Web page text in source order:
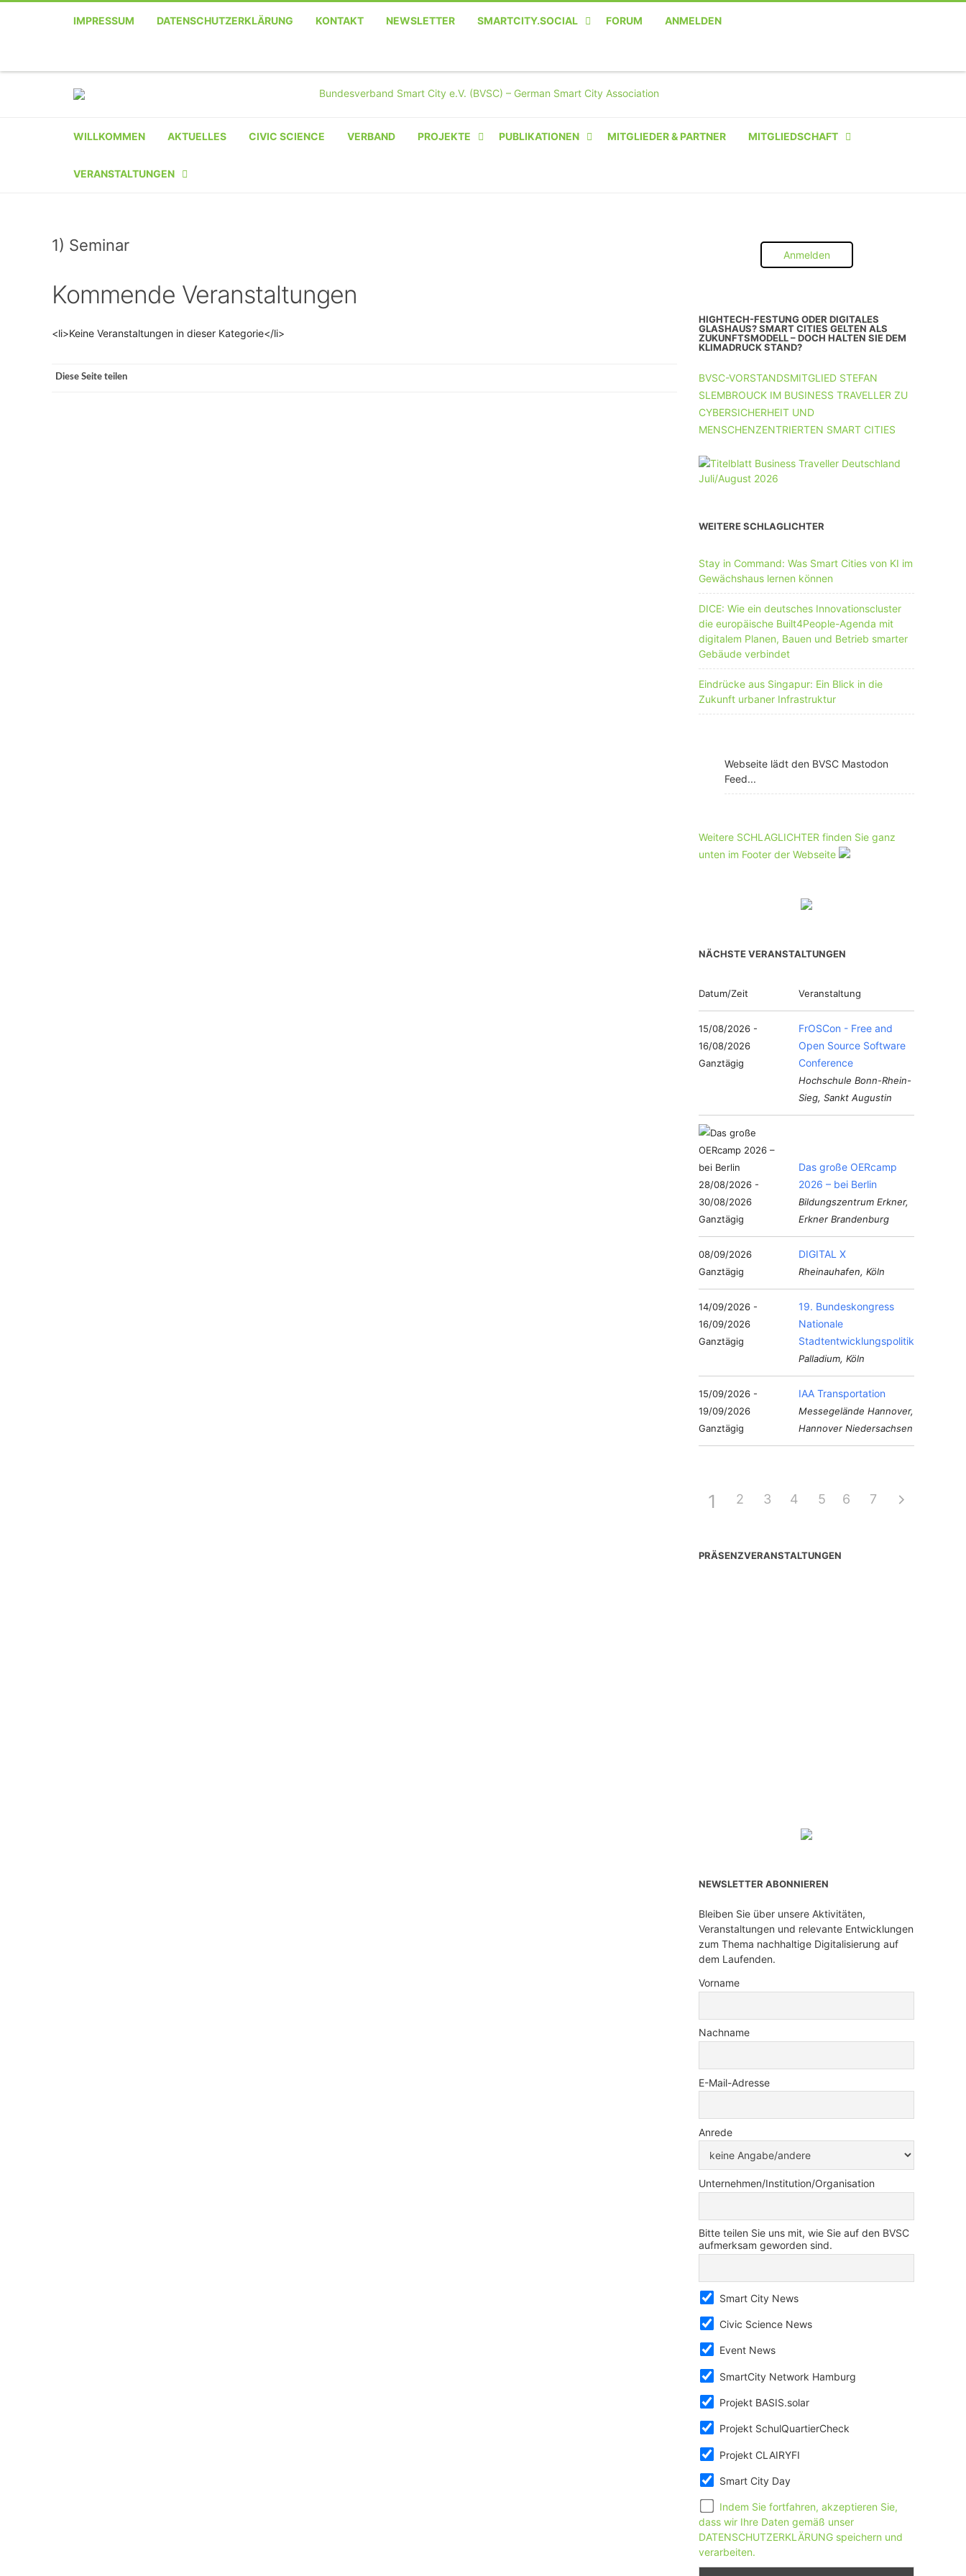
IMPRESSUM DATENSCHUTZERKLÄRUNG KONTAKT NEWSLETTER SMARTCITY.SOCIAL FORUM ANMELDEN
TelefonFacebook
WILLKOMMEN AKTUELLES CIVIC SCIENCE VERBAND PROJEKTE PUBLIKATIONEN MITGLIEDER & PARTNER MITGLIEDSCHAFT
INSTITUTION
UNTERNEHMEN MIT 11-50 MA
VERANSTALTUNGEN
VERANSTALTER-
VERANSTALTUNG
1) Seminar
Kommende Veranstaltungen
<li>Keine Veranstaltungen in dieser Kategorie</li>
Diese Seite teilen
Anmelden
HIGHTECH-FESTUNG ODER DIGITALES
GLASHAUS? SMART CITIES GELTEN ALS
ZUKUNFTSMODELL – DOCH HALTEN SIE DEM
KLIMADRUCK STAND?
BVSC-VORSTANDSMITGLIED STEFAN
SLEMBROUCK IM BUSINESS TRAVELLER ZU
CYBERSICHERHEIT UND
MENSCHENZENTRIERTEN SMART CITIES
WEITERE SCHLAGLICHTER
Stay in Command: Was Smart Cities von KI im
Gewächshaus lernen können
DICE: Wie ein deutsches Innovationscluster
die europäische Built4People-Agenda mit
digitalem Planen, Bauen und Betrieb smarter
Gebäude verbindet
Eindrücke aus Singapur: Ein Blick in die
Zukunft urbaner Infrastruktur
Webseite lädt den BVSC Mastodon
Feed...
Weitere SCHLAGLICHTER finden Sie ganz
unten im Footer der Webseite
NÄCHSTE VERANSTALTUNGEN
Datum/Zeit Veranstaltung
15/08/2026 -
16/08/2026
Ganztägig
FrOSCon - Free and
Open Source Software
Conference
Hochschule Bonn-Rhein-
Sieg, Sankt Augustin
28/08/2026 -
30/08/2026
Ganztägig
Das große OERcamp
2026 – bei Berlin
Bildungszentrum Erkner,
Erkner Brandenburg
08/09/2026
Ganztägig
DIGITAL X
Rheinauhafen, Köln
14/09/2026 -
16/09/2026
Ganztägig
19. Bundeskongress
Nationale
Stadtentwicklungspolitik
Palladium, Köln
15/09/2026 -
19/09/2026
Ganztägig
IAA Transportation
Messegelände Hannover,
Hannover Niedersachsen
1 2 3 4 5 6 7
PRÄSENZVERANSTALTUNGEN
NEWSLETTER ABONNIEREN
Bleiben Sie über unsere Aktivitäten,
Veranstaltungen und relevante Entwicklungen
zum Thema nachhaltige Digitalisierung auf
dem Laufenden.
Vorname
Nachname
E-Mail-Adresse
Anrede
Unternehmen/Institution/Organisation
Bitte teilen Sie uns mit, wie Sie auf den BVSC
aufmerksam geworden sind.
Smart City News
Civic Science News
Event News
SmartCity Network Hamburg
Projekt BASIS.solar
Projekt SchulQuartierCheck
Projekt CLAIRYFI
Smart City Day
Indem Sie fortfahren, akzeptieren Sie,
dass wir Ihre Daten gemäß unser
DATENSCHUTZERKLÄRUNG speichern und
verarbeiten.